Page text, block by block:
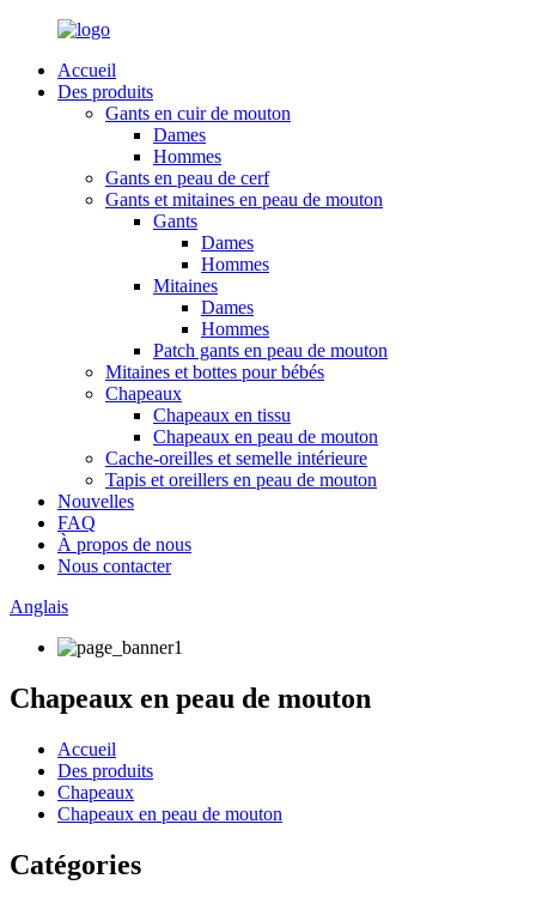
Accueil
Des produits
Gants en cuir de mouton
Dames
Hommes
Gants en peau de cerf
Gants et mitaines en peau de mouton
Gants
Dames
Hommes
Mitaines
Dames
Hommes
Patch gants en peau de mouton
Mitaines et bottes pour bébés
Chapeaux
Chapeaux en tissu
Chapeaux en peau de mouton
Cache-oreilles et semelle intérieure
Tapis et oreillers en peau de mouton
Nouvelles
FAQ
À propos de nous
Nous contacter
Anglais
Chapeaux en peau de mouton
Accueil
Des produits
Chapeaux
Chapeaux en peau de mouton
Catégories